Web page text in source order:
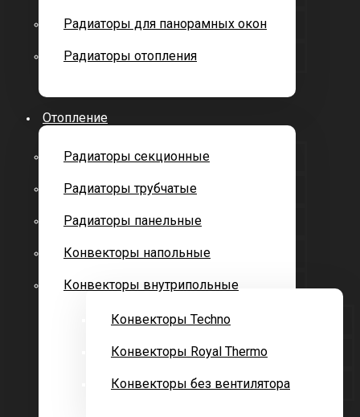
Радиаторы для панорамных окон
Радиаторы отопления
Отопление
Радиаторы секционные
Радиаторы трубчатые
Радиаторы панельные
Конвекторы напольные
Конвекторы внутрипольные
Конвекторы Techno
Конвекторы Royal Thermo
Конвекторы без вентилятора